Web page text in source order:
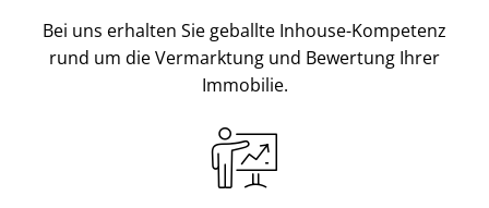
Bei uns erhalten Sie geballte Inhouse-Kompetenz
rund um die Vermarktung und Bewertung Ihrer
Immobilie.